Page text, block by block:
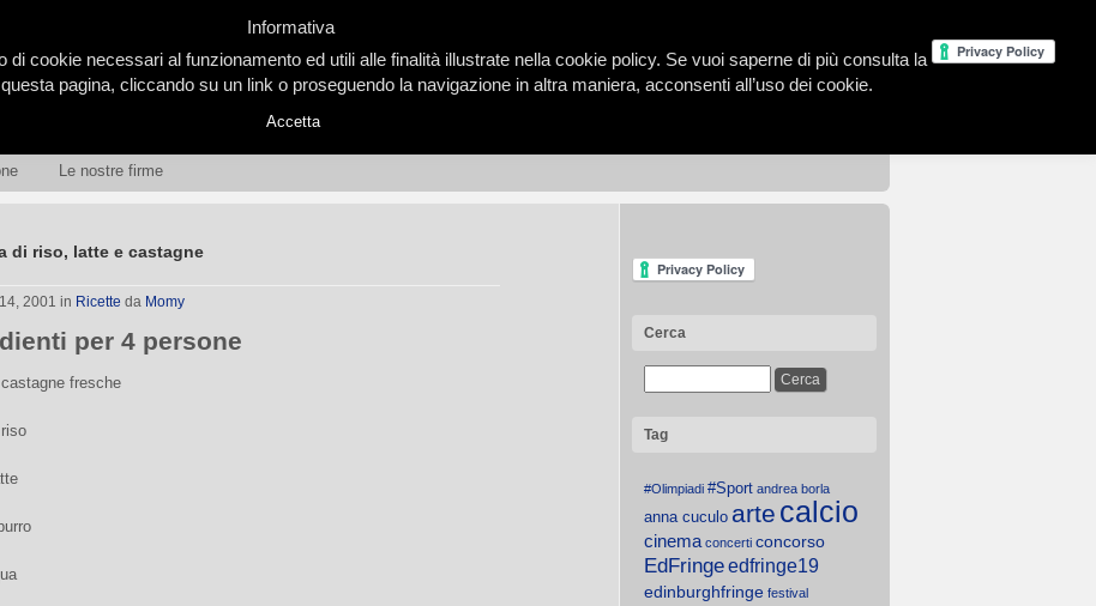
Le nostre firme
di riso, latte e castagne
2001 in Ricette da Momy
per 4 persone
fresche
Cerca
Tag
#Olimpiadi #Sport andrea borla
anna cuculo arte calcio
cinema concerti concorso
EdFringeedfringe19
edinburghfringe festival
Informativa
cookie necessari al funzionamento ed utili alle finalità illustrate nella cookie policy. Se vuoi saperne di più consulta la
pagina, cliccando su un link o proseguendo la navigazione in altra maniera, acconsenti all’uso dei cookie.
Accetta